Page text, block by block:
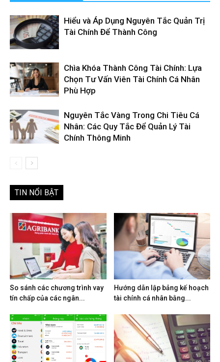
Hiểu và Áp Dụng Nguyên Tắc Quản Trị
Tài Chính Để Thành Công
Chìa Khóa Thành Công Tài Chính: Lựa
Chọn Tư Vấn Viên Tài Chính Cá Nhân
Phù Hợp
Nguyên Tắc Vàng Trong Chi Tiêu Cá
Nhân: Các Quy Tắc Để Quản Lý Tài
Chính Thông Minh
TIN NỔI BẬT
So sánh các chương trình vay
tín chấp của các ngân...
Hướng dẫn lập bảng kế hoạch
tài chính cá nhân bằng...